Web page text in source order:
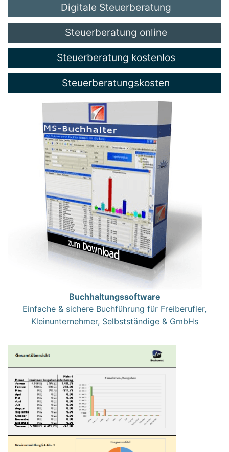
Digitale Steuerberatung
Steuerberatung online
Steuerberatung kostenlos
Steuerberatungskosten
Buchhaltungssoftware
Einfache & sichere Buchführung für Freiberufler,
Kleinunternehmer, Selbstständige & GmbHs